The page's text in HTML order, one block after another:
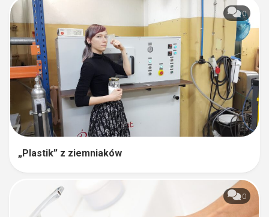
0
„Plastik” z ziemniaków
0